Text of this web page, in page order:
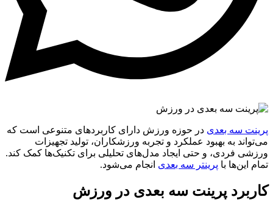
پرینت سه بعدی در حوزه ورزش دارای کاربردهای متنوعی است که
می‌تواند به بهبود عملکرد و تجربه ورزشکاران، تولید تجهیزات
ورزشی فردی، و حتی ایجاد مدل‌های تحلیلی برای تکنیک‌ها کمک کند.
تمام این‌ها با پرینتر سه بعدی انجام می‌شود.
کاربرد پرینت سه بعدی در ورزش